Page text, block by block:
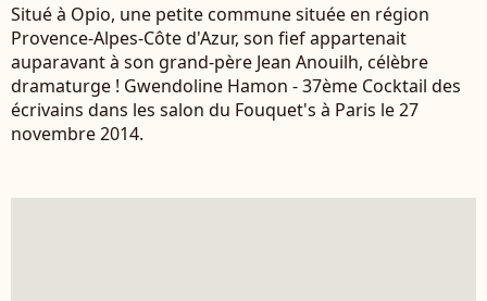
Situé à Opio, une petite commune située en région
Provence-Alpes-Côte d'Azur, son fief appartenait
auparavant à son grand-père Jean Anouilh, célèbre
dramaturge ! Gwendoline Hamon - 37ème Cocktail des
écrivains dans les salon du Fouquet's à Paris le 27
novembre 2014.